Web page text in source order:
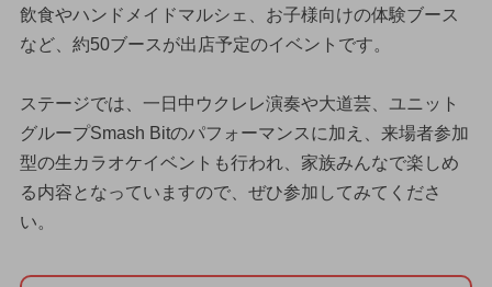
飲食やハンドメイドマルシェ、お子様向けの体験ブース
など、約50ブースが出店予定のイベントです。
ステージでは、一日中ウクレレ演奏や大道芸、ユニット
グループSmash Bitのパフォーマンスに加え、来場者参加
型の生カラオケイベントも行われ、家族みんなで楽しめ
る内容となっていますので、ぜひ参加してみてくださ
い。